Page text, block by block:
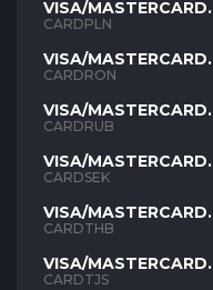
VISA/MASTERCARD
PLN
CARDPLN
VISA/MASTERCARD
RON
CARDRON
VISA/MASTERCARD
RUB
CARDRUB
VISA/MASTERCARD
SEK
CARDSEK
VISA/MASTERCARD
THB
CARDTHB
VISA/MASTERCARD
TJS
CARDTJS